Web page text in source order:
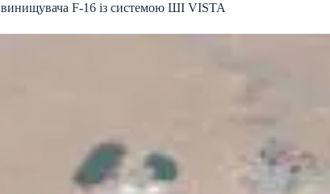
F-16 із системою ШІ VISTA